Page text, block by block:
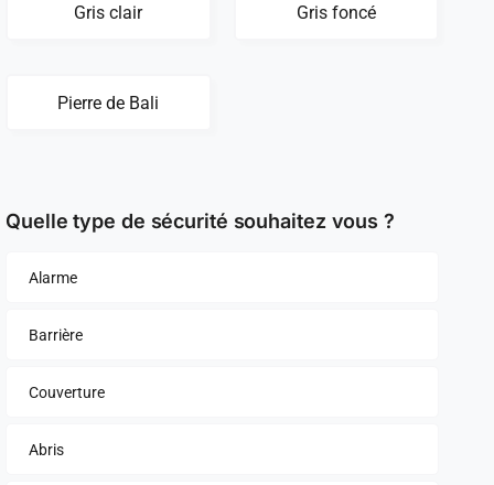
Gris clair Gris foncé
Pierre de Bali
Quelle type de sécurité souhaitez vous ?
Alarme
Barrière
Couverture
Abris